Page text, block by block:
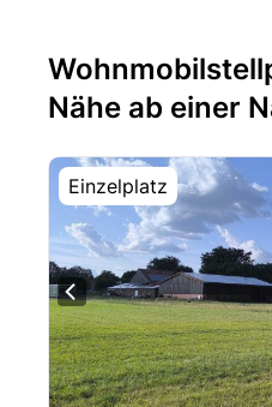
Nähe ab einer
Einzelplatz